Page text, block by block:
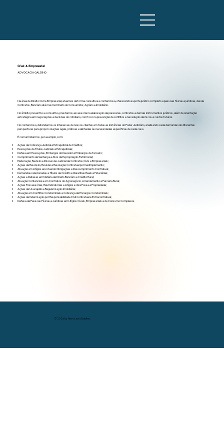
ADVOCACIA GALDINO
Cível & Empresarial
Na área de Direito Civil e Empresarial, atuamos de forma consultiva e contenciosa, oferecendo suporte jurídico completo a pessoas físicas e jurídicas, desde
Contratos, Bancário até mesmo Direito do Consumidor, Agrário e Imobiliário.
No âmbito preventivo e consultivo, prestamos assessoria na elaboração de pareceres, contratos e demais instrumentos jurídicos, além de orientação
estratégica em negociações e decisões do cotidiano, com foco na prevenção de conflitos e na redução de riscos e custos futuros.
No contencioso, defendemos os interesses de nossos clientes em todas as instâncias do Poder Judiciário, analisando cada demanda sob diferentes
perspectivas para propor soluções ágeis, práticas e alinhadas às necessidades específicas de cada caso.
É comum lidarmos, por exemplo, com:
Ações de Cobrança Judicial e Extrajudicial de Créditos;
Execuções de Títulos Judiciais e Extrajudiciais;
Defesa em Execuções, Embargos do Devedor e Embargos de Terceiro;
Cumprimento de Sentença e Atos de Expropriação Patrimonial;
Elaboração, Revisão e Discussão Judicial de Contratos Civis e Empresariais;
Ações de Rescisão, Revisão e Resolução Contratual por Inadimplemento;
Atuação em Litígios envolvendo Obrigações e Descumprimento Contratual;
Demandas relacionadas a Títulos de Crédito e Garantias Reais e Fiduciárias;
Ações e Defesas em Matéria de Direito Bancário e Crédito Rural;
Atuação Contenciosa em Contratos do Agronegócio, Arrendamento e Parceria Rural;
Ações Possessórias, Reivindicatórias e Litígios sobre Posse e Propriedade;
Ações de Usucapião e Regularização Imobiliária;
Atuação em Conflitos Condominiais e Cobrança de Encargos Condominiais;
Ações de Indenização por Responsabilidade Civil Contratual e Extracontratual;
Defesa de Pessoas Físicas e Jurídicas em Litígios Cíveis, Empresariais e de Consumo Complexos.
© 2026 by Advocacia Galdino.